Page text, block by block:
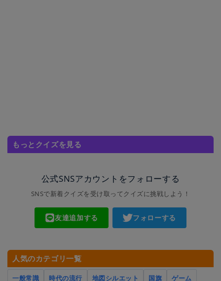
もっとクイズを見る
公式SNSアカウントをフォローする
SNSで新着クイズを受け取ってクイズに挑戦しよう！
友達追加する フォローする
人気のカテゴリ一覧
一般常識 時代の流行 地図シルエット 国旗
ゲーム